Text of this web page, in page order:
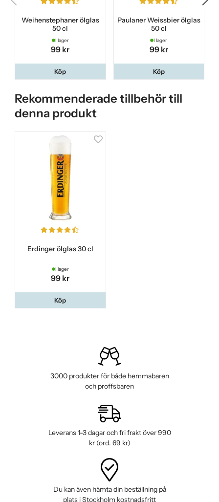
Weihenstephaner ölglas
50 cl
I lager
99 kr
Köp
Paulaner Weissbier ölglas
50 cl
I lager
99 kr
Köp
Rekommenderade tillbehör till
denna produkt
Erdinger ölglas 30 cl
I lager
99 kr
Köp
3000 produkter för både hemmabaren
och proffsbaren
Leverans 1-3 dagar och fri frakt över 990
kr (ord. 69 kr)
Du kan även hämta din beställning på
plats i Stockholm kostnadsfritt